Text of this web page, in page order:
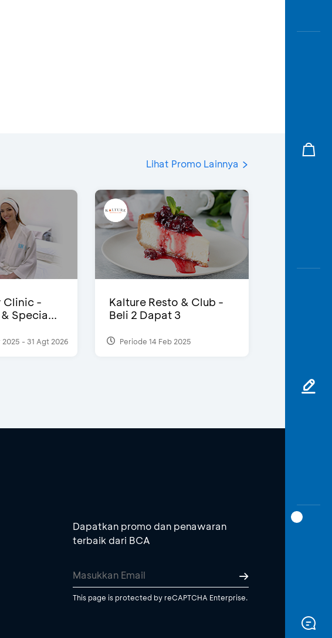
Lihat Promo Lainnya
Clinic -
Specia...
2025 - 31 Agt 2026
Kalture Resto & Club -
Beli 2 Dapat 3
Periode 14 Feb 2025
Dapatkan promo dan penawaran
terbaik dari BCA
This page is protected by reCAPTCHA Enterprise.